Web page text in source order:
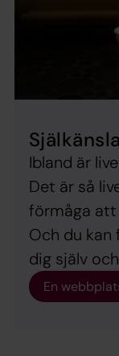
Själkänsla
Ibland är
Det är så
förmåga att
Och du
dig själv
En